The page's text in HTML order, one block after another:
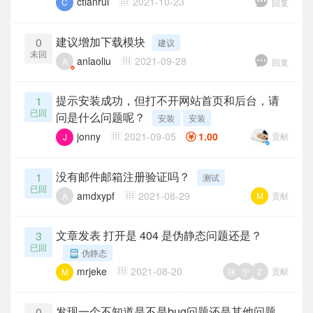
回复
0
未回
建议增加下载模块
建议
A
anlaoliu 2021-09-28 回复
1
已回
提示安装成功，但打不开网站首页和后台，请
问是什么问题呢？
安装
安装
J
jonny 2021-09-05 贡献
1.00
1
已回
没有邮件邮箱注册验证吗？
测试
A
amdxypf 2021-08-29 贡献
M
3
已回
文章发表 打开是 404 是伪静态问题还是？
伪静态
M
mrjeke 2021-08-20 贡献
张 宁 2